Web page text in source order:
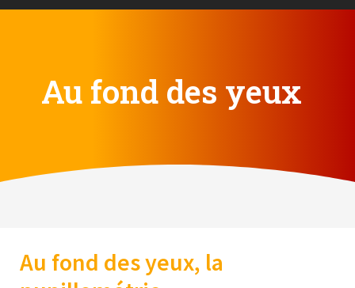
Au fond des yeux
Au fond des yeux, la